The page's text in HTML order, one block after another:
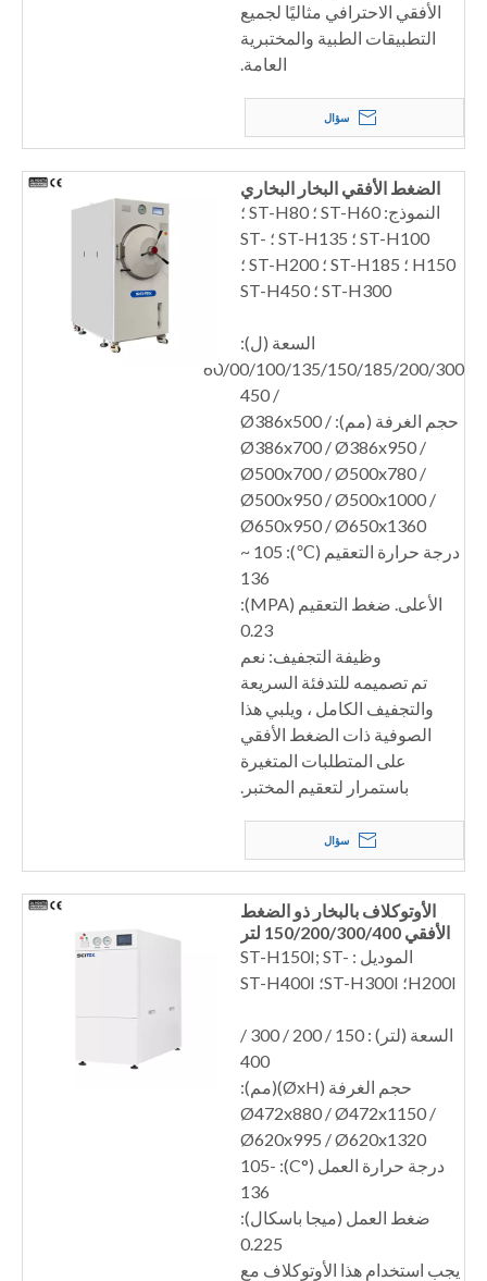
الأفقي الاحترافي مثاليًا لجميع
التطبيقات الطبية والمختبرية
العامة.
سؤال
الضغط الأفقي البخار البخاري
النموذج: ST-H60 ؛ ST-H80 ؛
ST-H100 ؛ ST-H135 ؛ ST-
H150 ؛ ST-H185 ؛ ST-H200 ؛
ST-H300 ؛ ST-H450
السعة (ل):
60/00/100/135/150/185/200/300
/ 450
حجم الغرفة (مم): Ø386x500 /
Ø386x700 / Ø386x950 /
Ø500x700 / Ø500x780 /
Ø500x950 / Ø500x1000 /
Ø650x950 / Ø650x1360
درجة حرارة التعقيم (℃): 105 ~
136
الأعلى. ضغط التعقيم (MPA):
0.23
وظيفة التجفيف: نعم
تم تصميمه للتدفئة السريعة
والتجفيف الكامل ، ويلبي هذا
الصوفية ذات الضغط الأفقي
على المتطلبات المتغيرة
باستمرار لتعقيم المختبر.
سؤال
الأوتوكلاف بالبخار ذو الضغط
الأفقي 150/200/300/400 لتر
الموديل : ST-H150I; ST-
H200I؛ ST-H300I؛ ST-H400I
السعة (لتر) : 150 / 200 / 300 /
400
حجم الغرفة (ØxH)(مم):
Ø472x880 / Ø472x1150 /
Ø620x995 / Ø620x1320
درجة حرارة العمل (°C): 105-
136
ضغط العمل (ميجا باسكال):
0.225
يجب استخدام هذا الأوتوكلاف مع